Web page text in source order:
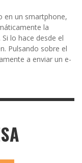
en un smartphone,
la
lo hace desde el
Pulsando sobre el
a enviar un e-